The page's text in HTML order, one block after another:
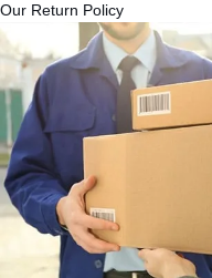
Our Return Policy